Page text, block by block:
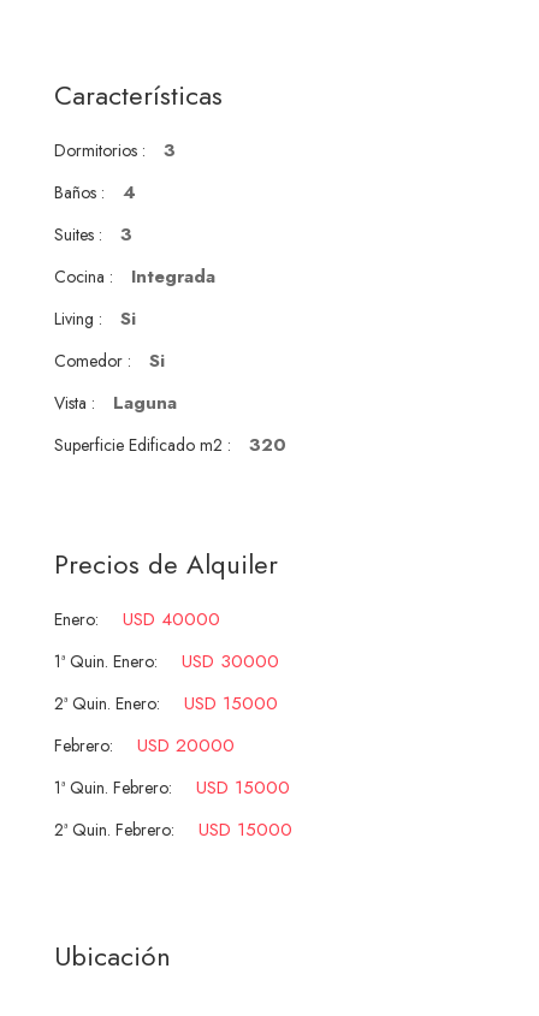
Características
Dormitorios : 3
Baños : 4
Suites : 3
Cocina : Integrada
Living : Si
Comedor : Si
Vista : Laguna
Superficie Edificado m2 : 320
Precios de Alquiler
Enero: USD 40000
1ª Quin. Enero: USD 30000
2ª Quin. Enero: USD 15000
Febrero: USD 20000
1ª Quin. Febrero: USD 15000
2ª Quin. Febrero: USD 15000
Ubicación